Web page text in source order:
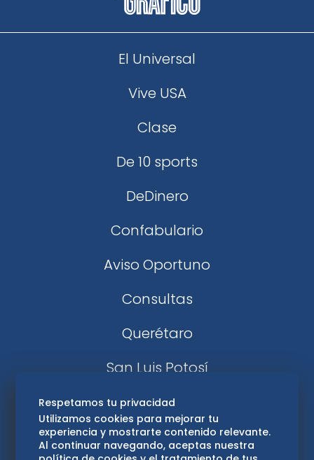
El Universal
Vive USA
Clase
De 10 sports
DeDinero
Confabulario
Aviso Oportuno
Consultas
Querétaro
San Luis Potosí
Edomex
Consultas
Respetamos tu privacidad
Utilizamos cookies para mejorar tu
experiencia y mostrarte contenido relevante.
Al continuar navegando, aceptas nuestra